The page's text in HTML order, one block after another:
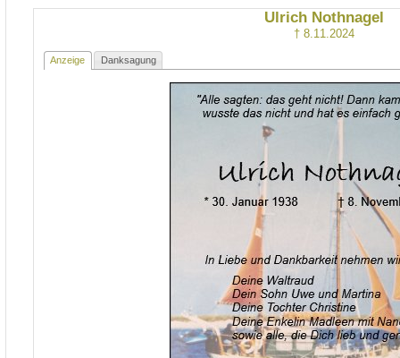
Ulrich Nothnagel
† 8.11.2024
Anzeige Danksagung